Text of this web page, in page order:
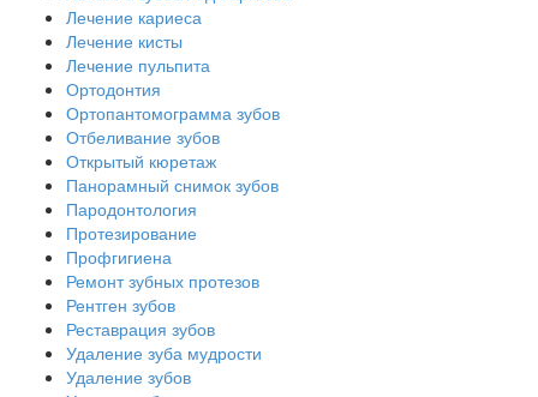
Лечение кариеса
Лечение кисты
Лечение пульпита
Ортодонтия
Ортопантомограмма зубов
Отбеливание зубов
Открытый кюретаж
Панорамный снимок зубов
Пародонтология
Протезирование
Профгигиена
Ремонт зубных протезов
Рентген зубов
Реставрация зубов
Удаление зуба мудрости
Удаление зубов